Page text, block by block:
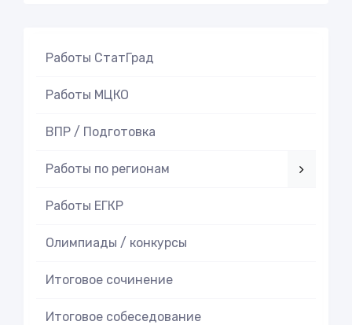
Работы СтатГрад
Работы МЦКО
ВПР / Подготовка
Работы по регионам
Работы ЕГКР
Олимпиады / конкурсы
Итоговое cочинение
Итоговое cобеседование